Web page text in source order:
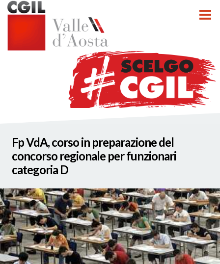
Fp VdA, corso in preparazione del
concorso regionale per funzionari
categoria D
INCA